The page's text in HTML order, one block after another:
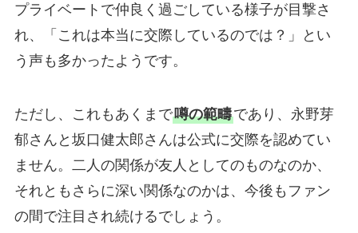
プライベートで仲良く過ごしている様子が目撃さ
れ、「これは本当に交際しているのでは？」とい
う声も多かったようです。
ただし、これもあくまで噂の範疇であり、永野芽
郁さんと坂口健太郎さんは公式に交際を認めてい
ません。二人の関係が友人としてのものなのか、
それともさらに深い関係なのかは、今後もファン
の間で注目され続けるでしょう。